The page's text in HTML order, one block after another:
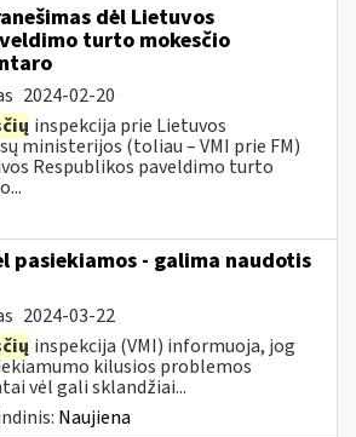
dėl Lietuvos
turto mokesčio
2024-02-20
inspekcija prie Lietuvos
ministerijos (toliau – VMI prie FM)
Respublikos paveldimo turto
pasiekiamos - galima naudotis
2024-03-22
inspekcija (VMI) informuoja, jog
kilusios problemos
vėl gali sklandžiai...
Naujiena